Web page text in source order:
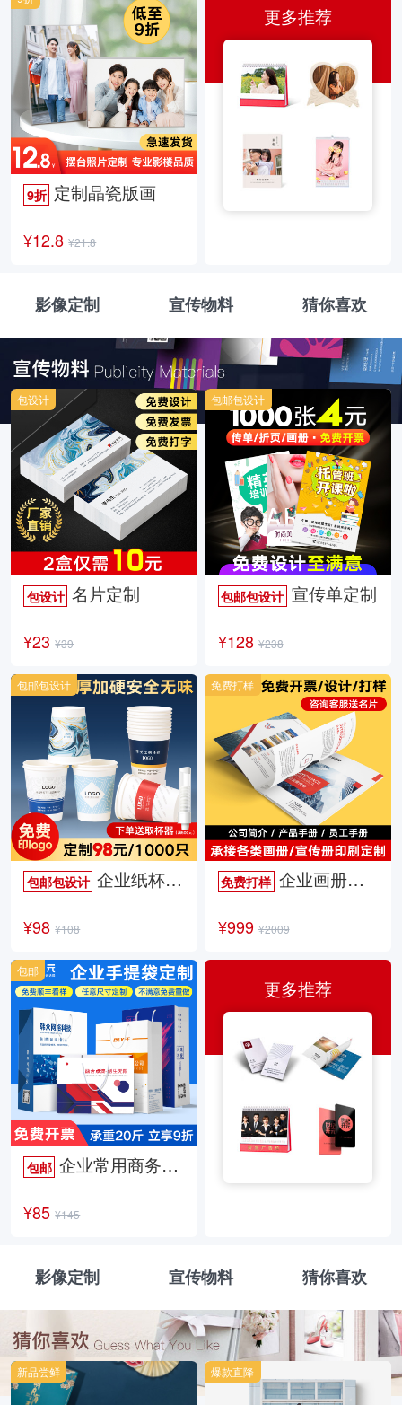
9折 定制晶瓷版画
¥12.8 ¥21.8
更多推荐
影像定制 宣传物料 猜你喜欢
包设计 名片定制
¥23 ¥39
包设计
包邮包设计宣传单定制
¥128 ¥238
包邮包设计
包邮包设计 企业纸杯定制
¥98 ¥108
包邮包设计
免费打样企业画册定制
¥999 ¥2009
免费打样
包邮 企业常用商务手提袋
¥85 ¥145
包邮
更多推荐
影像定制 宣传物料 猜你喜欢
新品尝鲜 爆款直降